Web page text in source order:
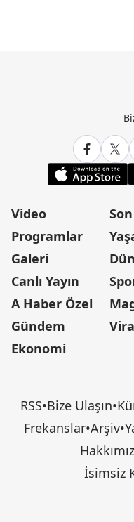
Video
Programlar
Galeri
Canlı Yayın
A Haber Özel
Gündem
Ekonomi
RSS•Bize Ulaşın•
Frekanslar•Arşiv•
İsimsiz